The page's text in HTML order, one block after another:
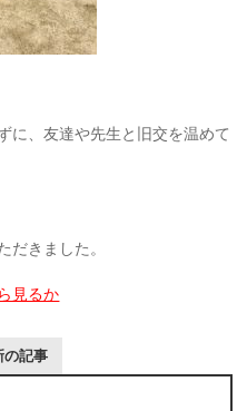
に、友達や先生と旧交を温めて
だきました。
見るか
の記事